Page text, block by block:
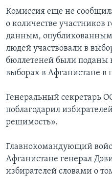
Комиссия еще не
о количестве участников
данным, опубликованным
людей участвовали в
бюллетеней были поданы
выборах в Афганистане в
Генеральный секретарь
поблагодарил
решимость».
Главнокомандующий
Афганистане генерал
избирателей словами о